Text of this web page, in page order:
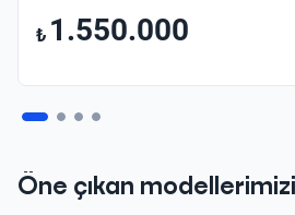
₺ 1.550.000
Öne çıkan